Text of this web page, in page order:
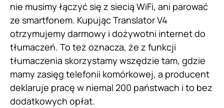
nie musimy łączyć się z siecią WiFi, ani parować
ze smartfonem. Kupując Translator V4
otrzymujemy darmowy i dożywotni internet do
tłumaczeń. To też oznacza, że z funkcji
tłumaczenia skorzystamy wszędzie tam, gdzie
mamy zasięg telefonii komórkowej, a producent
deklaruje pracę w niemal 200 państwach i to bez
dodatkowych opłat.